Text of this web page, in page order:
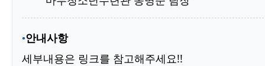
안내사항
세부내용은 링크를 참고해주세요!!